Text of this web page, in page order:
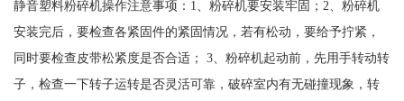
静音塑料粉碎机操作注意事项：1、粉碎机要安装牢固；2、粉碎机
安装完后，要检查各紧固件的紧固情况，若有松动，要给予拧紧，
同时要检查皮带松紧度是否合适； 3、粉碎机起动前，先用手转动转
子，检查一下转子运转是否灵活可靠，破碎室内有无碰撞现象，转